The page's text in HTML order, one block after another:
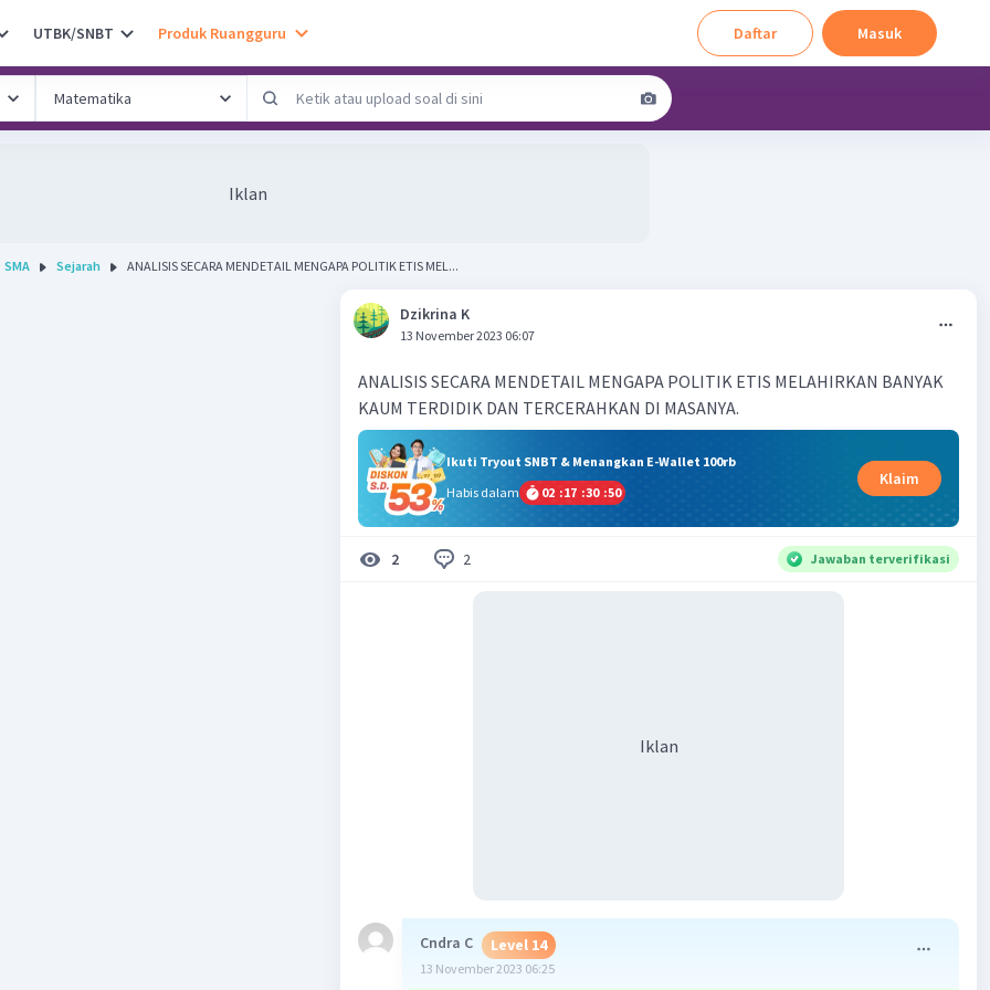
UTBK/SNBT Produk Ruangguru Daftar Masuk
Iklan
SMA Sejarah ANALISIS SECARA MENDETAIL MENGAPA POLITIK ETIS MEL...
Dzikrina K
13 November 2023 06:07
ANALISIS SECARA MENDETAIL MENGAPA POLITIK ETIS MELAHIRKAN BANYAK
KAUM TERDIDIK DAN TERCERAHKAN DI MASANYA.
Ikuti Tryout SNBT & Menangkan E-Wallet 100rb
Habis dalam
02 :17 :30 :49
Klaim
2 2 Jawaban terverifikasi
Iklan
Cndra C Level 14
13 November 2023 06:25